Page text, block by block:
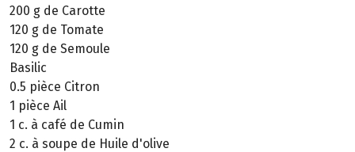
200 g de Carotte
120 g de Tomate
120 g de Semoule
Basilic
0.5 pièce Citron
1 pièce Ail
1 c. à café de Cumin
2 c. à soupe de Huile d'olive